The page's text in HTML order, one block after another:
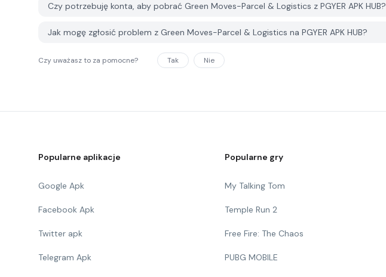
Czy potrzebuję konta, aby pobrać Green Moves-Parcel & Logistics z PGYER APK HUB?
Jak mogę zgłosić problem z Green Moves-Parcel & Logistics na PGYER APK HUB?
Czy uważasz to za pomocne? Tak Nie
Popularne aplikacje
Google Apk
Facebook Apk
Twitter apk
Telegram Apk
Popularne gry
My Talking Tom
Temple Run 2
Free Fire: The Chaos
PUBG MOBILE